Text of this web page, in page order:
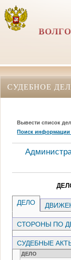
СУДЕБНОЕ
Вывести список
Поиск информации
ДЕЛО
СТОРОНЫ ПО
СУДЕБНЫЕ
ДЕЛО